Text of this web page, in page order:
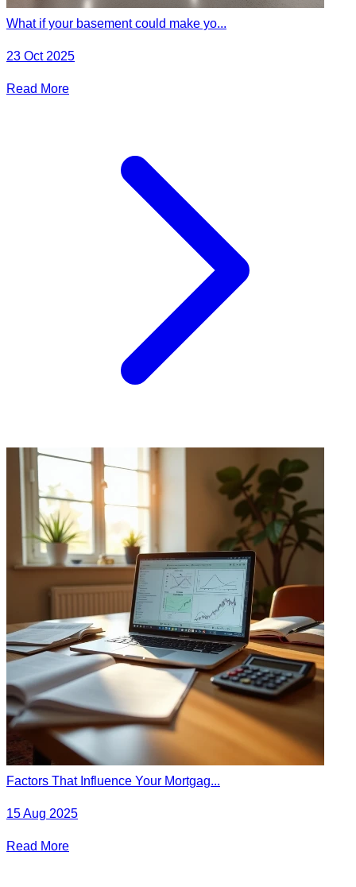
What if your basement could make yo...
23 Oct 2025
Read More
Factors That Influence Your Mortgag...
15 Aug 2025
Read More